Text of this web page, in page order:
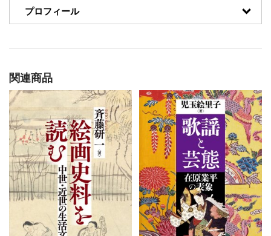
プロフィール
関連商品